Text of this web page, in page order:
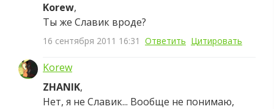
Korew,
Ты же Славик вроде?
16 сентября 2011 16:31 Ответить Цитировать
Korew
ZHANIK,
Нет, я не Славик... Вообще не понимаю,